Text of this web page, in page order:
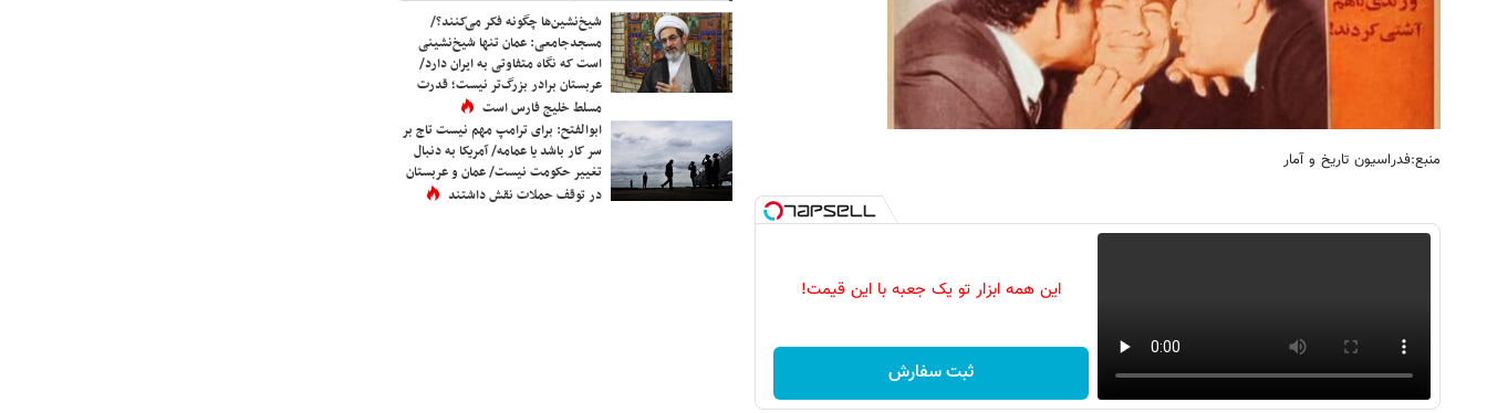
منبع:فدراسیون تاریخ و آمار
این همه ابزار تو یک جعبه با این قیمت!
ثبت سفارش
شیخ‌نشین‌ها چگونه فکر می‌کنند؟/
مسجدجامعی: عمان تنها شیخ‌نشینی
است که نگاه متفاوتی به ایران دارد/
عربستان برادر بزرگ‌تر نیست؛ قدرت
مسلط خلیج فارس است
ابوالفتح: برای ترامپ مهم نیست تاج بر
سر کار باشد یا عمامه/ آمریکا به دنبال
تغییر حکومت نیست/ عمان و عربستان
در توقف حملات نقش داشتند